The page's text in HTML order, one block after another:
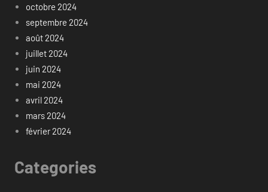
octobre 2024
septembre 2024
août 2024
juillet 2024
juin 2024
mai 2024
avril 2024
mars 2024
février 2024
Categories